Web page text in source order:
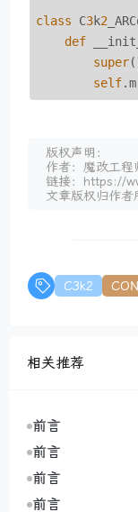
class C3k2
def
super
self
版权声明：
作者：魔改工程
链接：https://
文章版权归作者
C3k2
相关推荐
前言
前言
前言
前言